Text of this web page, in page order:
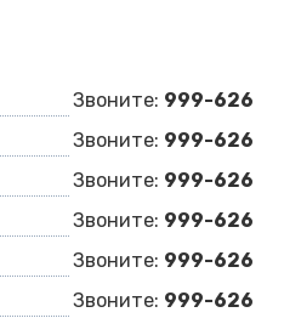
Звоните: 999-626
Звоните: 999-626
Звоните: 999-626
Звоните: 999-626
Звоните: 999-626
Звоните: 999-626